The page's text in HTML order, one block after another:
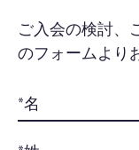
ご入会の検討、
のフォームより